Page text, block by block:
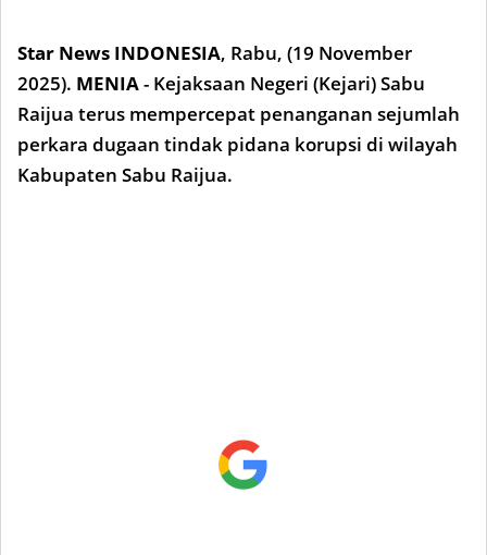
Star News INDONESIA, Rabu, (19 November
2025). MENIA- Kejaksaan Negeri (Kejari) Sabu
Raijua terus mempercepat penanganan sejumlah
perkara dugaan tindak pidana korupsi di wilayah
Kabupaten Sabu Raijua.